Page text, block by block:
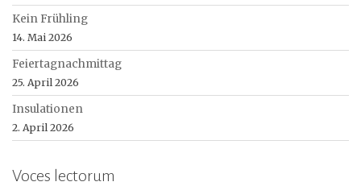
Kein Frühling
14. Mai 2026
Feiertagnachmittag
25. April 2026
Insulationen
2. April 2026
Voces lectorum